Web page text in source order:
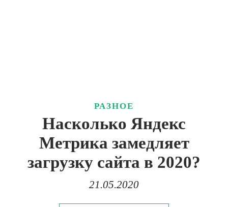
РАЗНОЕ
Насколько Яндекс
Метрика замедляет
загрузку сайта в 2020?
21.05.2020